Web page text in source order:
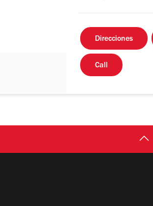
Direcciones
Call